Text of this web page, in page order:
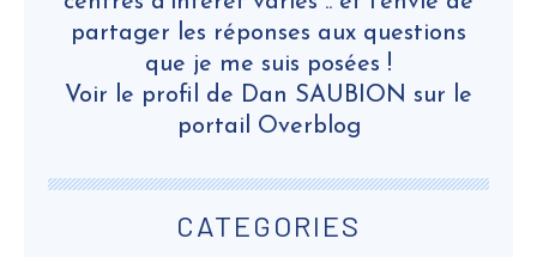
CATEGORIES
partager les réponses aux questions
que je me suis posées !
Voir le profil de Dan SAUBION sur le
portail Overblog